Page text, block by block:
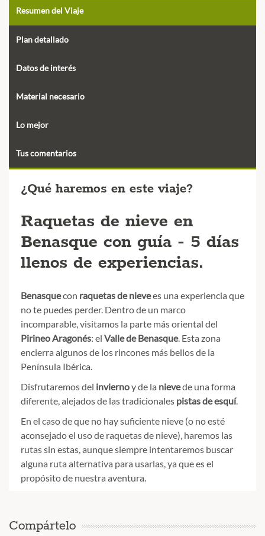
Resumen del Viaje
Plan detallado
Datos de interés
Material necesario
Lo mejor
Tus comentarios
¿Qué haremos en este viaje?
Raquetas de nieve en
Benasque con guía - 5 días
llenos de experiencias.
Benasquecon raquetas de nievees una experiencia que
no te puedes perder. Dentro de un marco
incomparable, visitamos la parte más oriental del
Pirineo Aragonés: el Valle de Benasque. Esta zona
encierra algunos de los rincones más bellos de la
Península Ibérica.
Disfrutaremos del inviernoy de la nievede una forma
diferente, alejados de las tradicionales pistas de esquí.
En el caso de que no hay suficiente nieve (o no esté
aconsejado el uso de raquetas de nieve), haremos las
rutas sin estas, aunque siempre intentaremos buscar
alguna ruta alternativa para usarlas, ya que es el
propósito de nuestra aventura.
Compártelo